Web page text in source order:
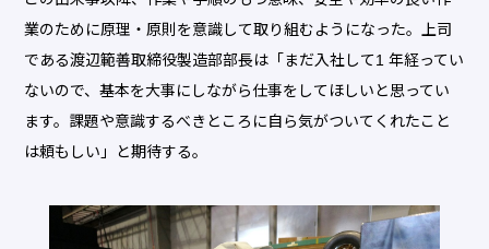
業のために原理・原則を意識して取り組むようになった。上司
である渡辺範善取締役製造部部長は「まだ入社して1 年経ってい
ないので、基本を大事にしながら仕事をしてほしいと思ってい
ます。課題や意識するべきところに自ら気がついてくれたこと
は頼もしい」と期待する。